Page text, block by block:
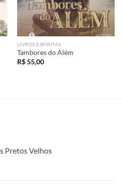
LIVROS ESPÍRITAS
Tambores do Além
R$55,00
Pretos Velhos